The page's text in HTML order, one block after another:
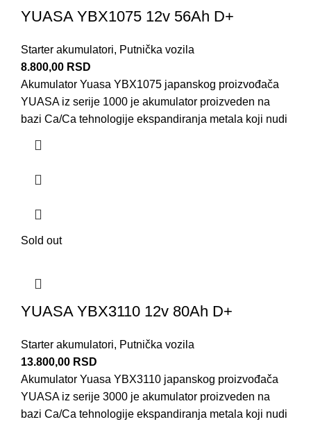
YUASA YBX1075 12v 56Ah D+
Starter akumulatori, Putnička vozila
8.800,00 RSD
Akumulator Yuasa YBX1075 japanskog proizvođača
YUASA iz serije 1000 je akumulator proizveden na
bazi Ca/Ca tehnologije ekspandiranja metala koji nudi
Sold out
YUASA YBX3110 12v 80Ah D+
Starter akumulatori, Putnička vozila
13.800,00 RSD
Akumulator Yuasa YBX3110 japanskog proizvođača
YUASA iz serije 3000 je akumulator proizveden na
bazi Ca/Ca tehnologije ekspandiranja metala koji nudi